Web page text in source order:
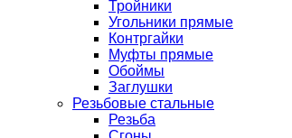
Тройники
Угольники прямые
Контргайки
Муфты прямые
Обоймы
Заглушки
Резьбовые стальные
Резьба